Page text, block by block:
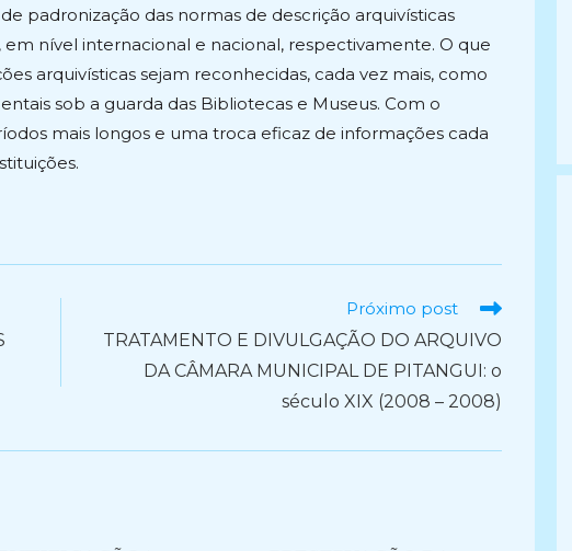
padronização das normas de descrição arquivísticas
nível internacional e nacional, respectivamente. O que
arquivísticas sejam reconhecidas, cada vez mais, como
sob a guarda das Bibliotecas e Museus. Com o
mais longos e uma troca eficaz de informações cada
Próximo post
TRATAMENTO E DIVULGAÇÃO DO ARQUIVO
DA CÂMARA MUNICIPAL DE PITANGUI: o
século XIX (2008 – 2008)